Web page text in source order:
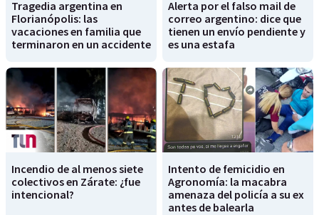
Tragedia argentina en
Florianópolis: las
vacaciones en familia que
terminaron en un accidente
Alerta por el falso mail de
correo argentino: dice que
tienen un envío pendiente y
es una estafa
Incendio de al menos siete
colectivos en Zárate: ¿fue
intencional?
Intento de femicidio en
Agronomía: la macabra
amenaza del policía a su ex
antes de balearla